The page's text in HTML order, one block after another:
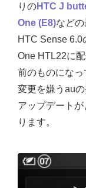
りのHTC J
One (E8)など
HTC Sense 6.0
One HTL22に
前のものにな
変更を嫌うau
アップデート
ります。